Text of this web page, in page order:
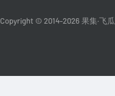
Copyright © 2014-2026 果集·飞瓜